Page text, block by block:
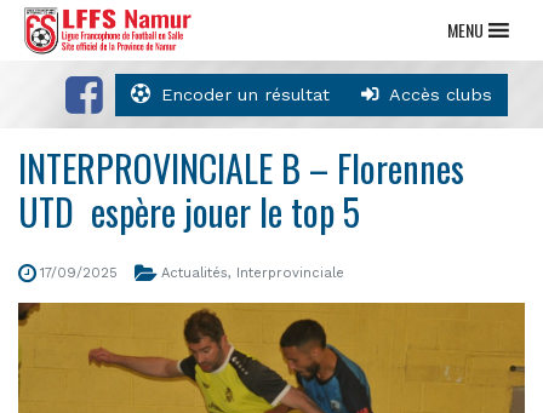
Encoder un résultat Accès clubs
MENU
INTERPROVINCIALE B – Florennes
UTD espère jouer le top 5
17/09/2025 Actualités, Interprovinciale